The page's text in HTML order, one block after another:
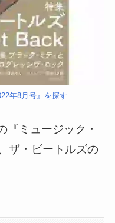
年8月号』を探す
『ミュージック・
ザ・ビートルズの